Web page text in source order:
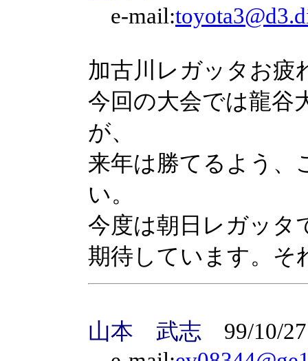
e-mail:
加古川レガッタお疲
今回の大会では龍谷
が、
来年は勝てるよう、
い。
今度は朝日レガッタ
期待しています。そ
山本 武志 99/10/